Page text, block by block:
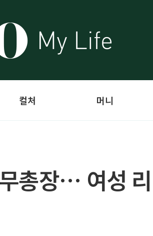
컬처 머니
총장… 여성